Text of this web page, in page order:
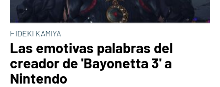
HIDEKI KAMIYA
Las emotivas palabras del
creador de 'Bayonetta 3' a
Nintendo